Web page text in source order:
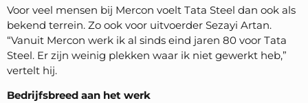
Voor veel mensen bij Mercon voelt Tata Steel dan ook als
bekend terrein. Zo ook voor uitvoerder Sezayi Artan.
“Vanuit Mercon werk ik al sinds eind jaren 80 voor Tata
Steel. Er zijn weinig plekken waar ik niet gewerkt heb,”
vertelt hij.
Bedrijfsbreed aan het werk